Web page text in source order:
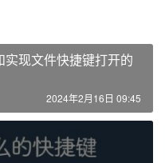
现文件快捷键打开的
2024年2月16日 09:45